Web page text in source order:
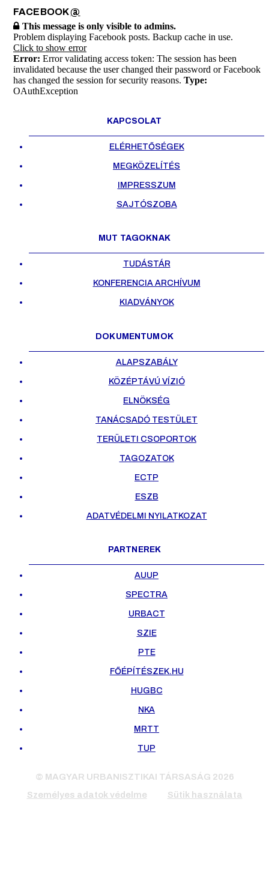
FACEBOOK@
This message is only visible to admins.
Problem displaying Facebook posts. Backup cache in use.
Click to show error
Error: Error validating access token: The session has been
invalidated because the user changed their password or Facebook
has changed the session for security reasons. Type:
OAuthException
KAPCSOLAT
ELÉRHETŐSÉGEK
MEGKÖZELÍTÉS
IMPRESSZUM
SAJTÓSZOBA
MUT TAGOKNAK
TUDÁSTÁR
KONFERENCIA ARCHÍVUM
KIADVÁNYOK
DOKUMENTUMOK
ALAPSZABÁLY
KÖZÉPTÁVÚ VÍZIÓ
ELNÖKSÉG
TANÁCSADÓ TESTÜLET
TERÜLETI CSOPORTOK
TAGOZATOK
ECTP
ESZB
ADATVÉDELMI NYILATKOZAT
PARTNEREK
AUUP
SPECTRA
URBACT
SZIE
PTE
FŐÉPÍTÉSZEK.HU
HUGBC
NKA
MRTT
TUP
© MAGYAR URBANISZTIKAI TÁRSASÁG 2026
Személyes adatok védelme
Sütik használata